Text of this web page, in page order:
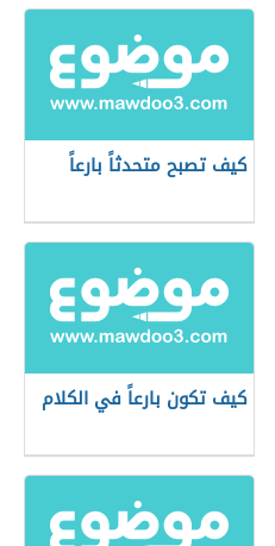
كيف تصبح متحدثاً بارعاً
كيف تكون بارعاً في الكلام